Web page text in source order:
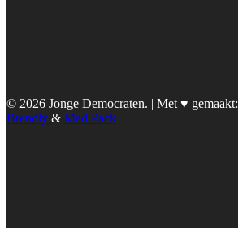
© 2026 Jonge Democraten. | Met ♥︎ gemaakt:
Brendly & Mad Pack